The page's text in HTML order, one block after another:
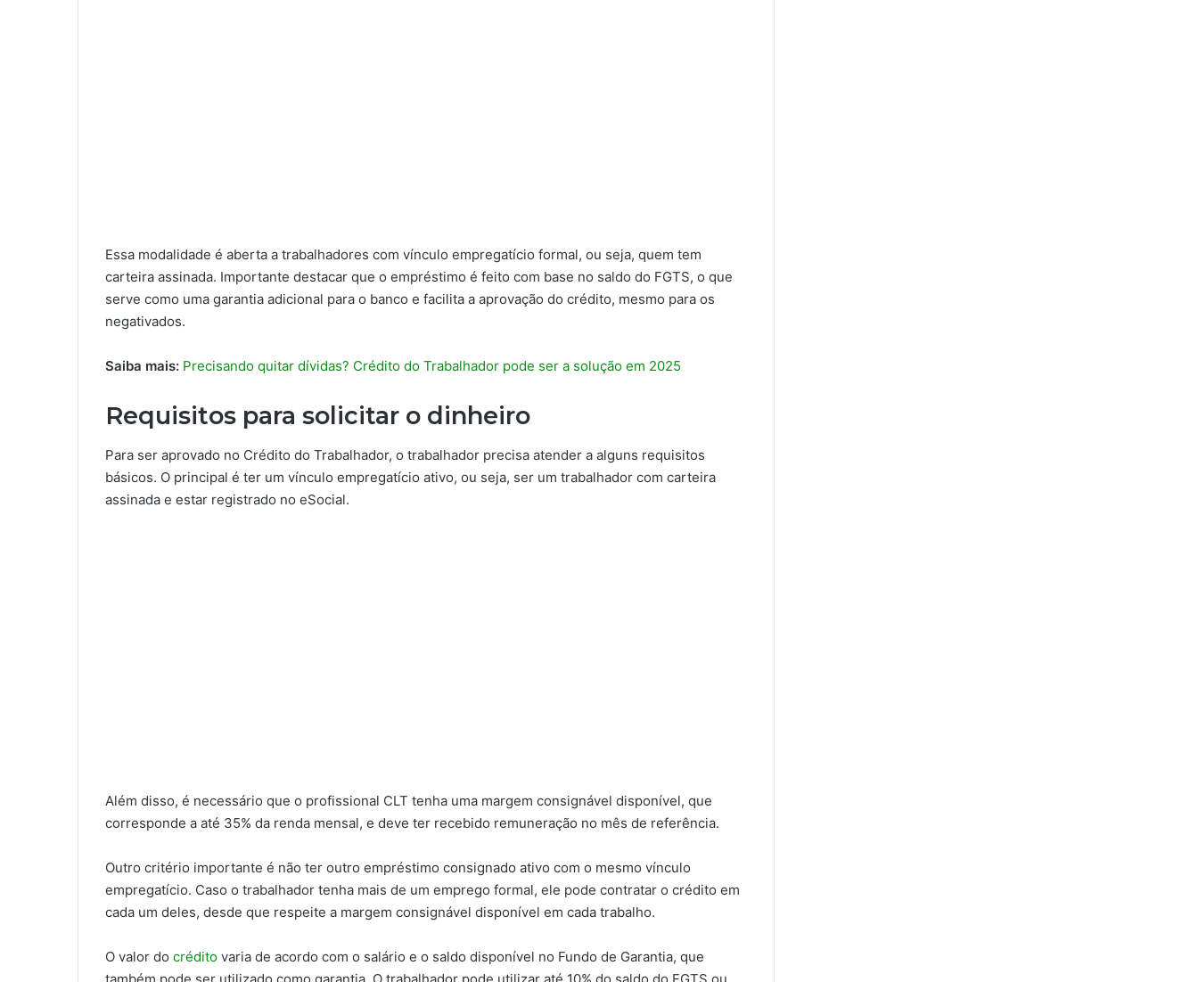
Essa modalidade é aberta a trabalhadores com vínculo empregatício formal, ou seja, quem tem
carteira assinada. Importante destacar que o empréstimo é feito com base no saldo do FGTS, o que
serve como uma garantia adicional para o banco e facilita a aprovação do crédito, mesmo para os
negativados.
Saiba mais: Precisando quitar dívidas? Crédito do Trabalhador pode ser a solução em 2025
Requisitos para solicitar o dinheiro
Para ser aprovado no Crédito do Trabalhador, o trabalhador precisa atender a alguns requisitos
básicos. O principal é ter um vínculo empregatício ativo, ou seja, ser um trabalhador com carteira
assinada e estar registrado no eSocial.
Além disso, é necessário que o profissional CLT tenha uma margem consignável disponível, que
corresponde a até 35% da renda mensal, e deve ter recebido remuneração no mês de referência.
Outro critério importante é não ter outro empréstimo consignado ativo com o mesmo vínculo
empregatício. Caso o trabalhador tenha mais de um emprego formal, ele pode contratar o crédito em
cada um deles, desde que respeite a margem consignável disponível em cada trabalho.
O valor do crédito varia de acordo com o salário e o saldo disponível no Fundo de Garantia, que